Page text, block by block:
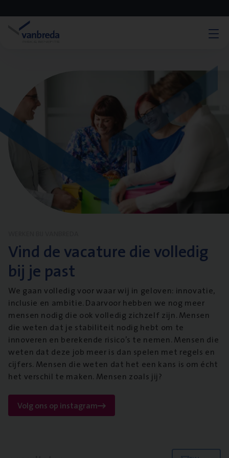
Vind de vacature die volledig
bij je past
We gaan volledig voor waar wij in geloven: innovatie,
inclusie en ambitie. Daarvoor hebben we nog meer
mensen nodig die ook volledig zichzelf zijn. Mensen
die weten dat je stabiliteit nodig hebt om te
innoveren en berekende risico’s te nemen. Mensen die
weten dat deze job meer is dan spelen met regels en
cijfers. Mensen die weten dat het een kans is om écht
het verschil te maken. Mensen zoals jij?
Volg ons op instagram